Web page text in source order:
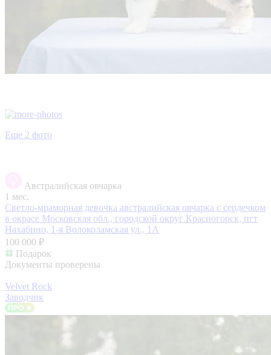
Еще 2 фото
Австралийская овчарка
1 мес.
Светло-мраморная девочка австралийская овчарка с сердечком
в окрасе Московская обл., городской округ Красногорск, пгт
Нахабино, 1-я Волоколамская ул., 1А
100 000 ₽
Подарок
Документы проверены
Velvet Rock
Заводчик